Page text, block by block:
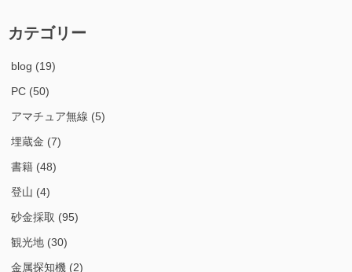
カテゴリー
blog (19)
PC (50)
アマチュア無線 (5)
埋蔵金 (7)
書籍 (48)
登山 (4)
砂金採取 (95)
観光地 (30)
金属探知機 (2)